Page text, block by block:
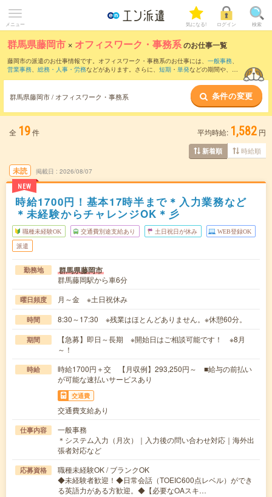
メニュー 気になる! ログイン 検索
群馬県藤岡市 × オフィスワーク・事務系のお仕事一覧
藤岡市の派遣のお仕事情報です。オフィスワーク・事務系のお仕事には、 一般事務、
営業事務、 総務・人事・労務などがあります。さらに、 短期 ・ 単発などの期間や、 職
群馬県藤岡市 / オフィスワーク・事務系 条件の変更
全 19件 平均時給: 1,582 円
新着順 時給順
未読
NEW
掲載日 2026/08/07
時給1700円！基本17時半まで＊入力業務など
＊未経験からチャレンジOK＊彡
職種未経験OK 交通費別途支給あり 土日祝日が休み WEB登録OK
派遣
勤務地 群馬県藤岡市
群馬藤岡駅から車6分
曜日頻度 月～金 ※土日祝休み
時間 8:30～17:30 ※残業はほとんどありません。※休憩60分。
期間
【急募】即日～長期 ※開始日はご相談可能です！ ※8月
～！
時給
時給1700円＋交 【月収例】293,250円～ ■給与の前払い
が可能な速払いサービスあり
交通費
交通費支給あり
仕事内容
一般事務
＊システム入力（月次）｜入力後の問い合わせ対応｜海外出
張者対応など
応募資格
職種未経験OK / ブランクOK
◆未経験者歓迎！◆日常会話（TOEIC600点レベル）ができ
る英語力がある方歓迎。◆【必要なOAスキ…